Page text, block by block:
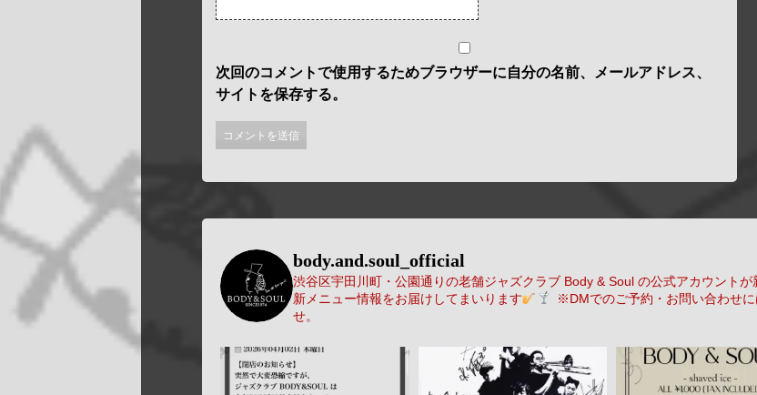
次回のコメントで使用するためブラウザーに自分の名前、メールアドレス、
サイトを保存する。
body.and.soul_official
渋谷区宇田川町・公園通りの老舗ジャズクラブ Body & Soul の公式アカウントが
新メニュー情報をお届けしてまいります
※DMでのご予約・お問い合わせ
せ。